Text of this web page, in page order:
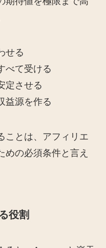
せる
べて受ける
定させる
益源を作る
ことは、アフィリエ
めの必須条件と言え
役割